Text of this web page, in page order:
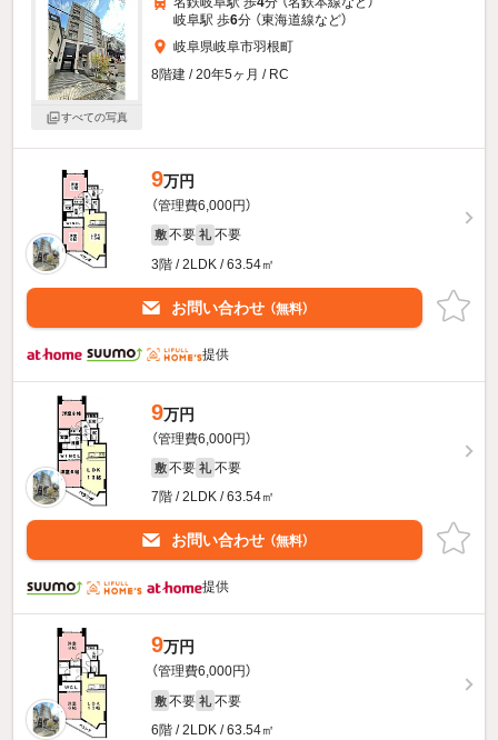
すべての写真
岐阜駅 歩6分 （東海道線など）
岐阜県岐阜市羽根町
8階建 / 20年5ヶ月 / RC
9万円
（管理費6,000円）
敷 不要 礼 不要
3階 / 2LDK / 63.54㎡
お問い合わせ （無料）
提供
9万円
（管理費6,000円）
敷 不要 礼 不要
7階 / 2LDK / 63.54㎡
お問い合わせ （無料）
提供
9万円
（管理費6,000円）
敷 不要 礼 不要
6階 / 2LDK / 63.54㎡